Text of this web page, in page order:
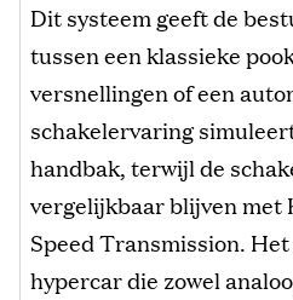
Dit systeem geeft de
tussen een klassieke
versnellingen of een
schakelervaring
handbak, terwijl de
vergelijkbaar blijven met
Speed Transmission.
hypercar die zowel